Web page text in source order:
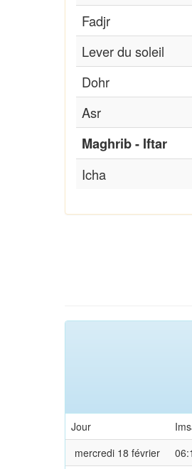
Fadjr
Lever du soleil
Dohr
Asr
Maghrib - Iftar
Icha
Jour
mercredi 18 février